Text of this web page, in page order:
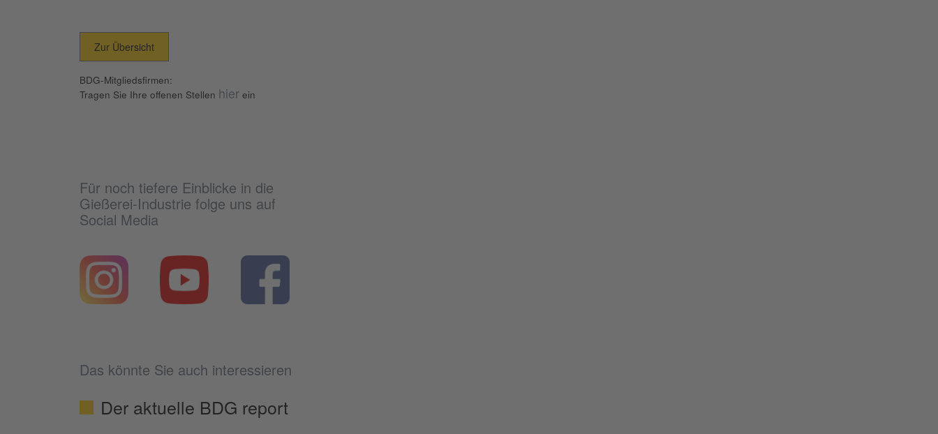
Zur Übersicht
BDG-Mitgliedsfirmen:
Tragen Sie Ihre offenen Stellen hier ein
Für noch tiefere Einblicke in die
Gießerei-Industrie folge uns auf
Social Media
Das könnte Sie auch interessieren
Der aktuelle BDG report